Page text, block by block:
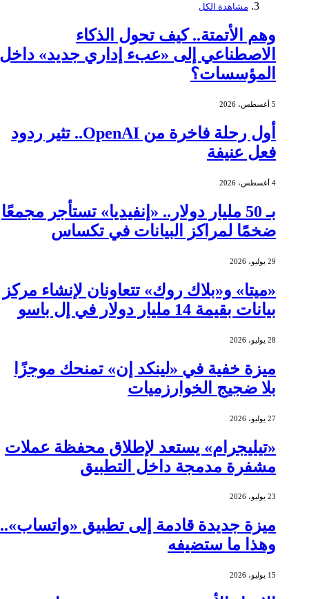
مشاهدة الكل
وهم الأتمتة.. كيف تحول الذكاء
الاصطناعي إلى «عبء إداري جديد» داخل
المؤسسات؟
5 أغسطس، 2026
أول رحلة فاخرة من OpenAI.. تثير ردود
فعل عنيفة
4 أغسطس، 2026
بـ 50 مليار دولار.. «إنفيديا» تستأجر مجمعًا
ضخمًا لمراكز البيانات في تكساس
29 يوليو، 2026
«ميتا» و«بلاك روك» تتعاونان لإنشاء مركز
بيانات بقيمة 14 مليار دولار في إل باسو
28 يوليو، 2026
ميزة خفية في «لينكد إن» تمنحك موجزًا
بلا ضجيج الخوارزميات
27 يوليو، 2026
«تيليجرام» يستعد لإطلاق محفظة عملات
مشفرة مدمجة داخل التطبيق
23 يوليو، 2026
ميزة جديدة قادمة إلى تطبيق «واتساب»..
وهذا ما ستضيفه
15 يوليو، 2026